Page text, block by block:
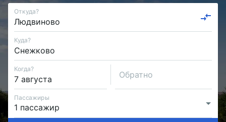
Откуда?
Куда?
Когда?
Обратно
Пассажиры